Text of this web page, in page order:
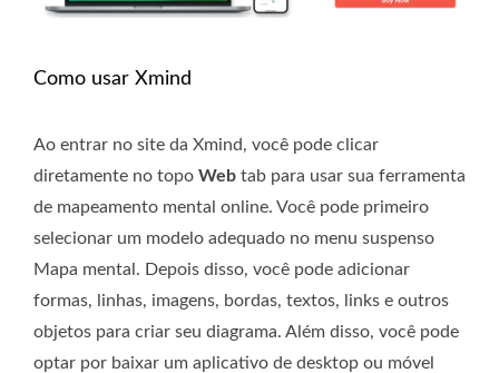
Como usar Xmind
Ao entrar no site da Xmind, você pode clicar
diretamente no topo Web tab para usar sua ferramenta
de mapeamento mental online. Você pode primeiro
selecionar um modelo adequado no menu suspenso
Mapa mental. Depois disso, você pode adicionar
formas, linhas, imagens, bordas, textos, links e outros
objetos para criar seu diagrama. Além disso, você pode
optar por baixar um aplicativo de desktop ou móvel